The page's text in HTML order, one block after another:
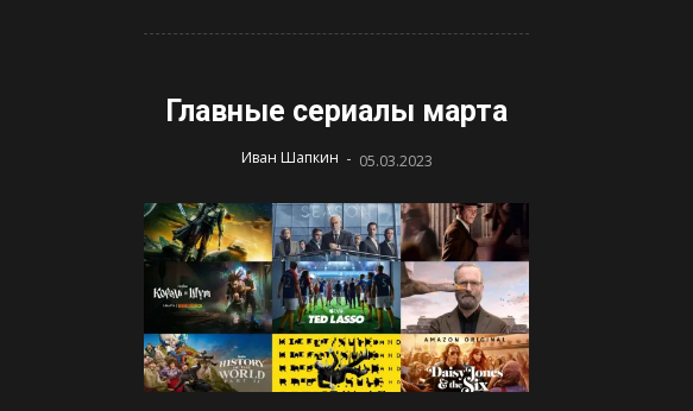
Главные сериалы марта
Иван Шапкин - 05.03.2023